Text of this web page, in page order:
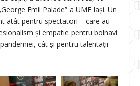
Emil Palade” a UMF Iași. Un
atât pentru spectatori – care au
și empatie pentru bolnavi
cât și pentru talentații